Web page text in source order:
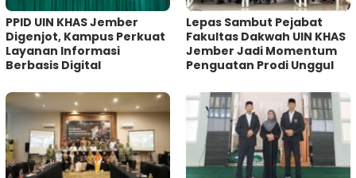
PPID UIN KHAS Jember
Digenjot, Kampus Perkuat
Layanan Informasi
Berbasis Digital
Lepas Sambut Pejabat
Fakultas Dakwah UIN KHAS
Jember Jadi Momentum
Penguatan Prodi Unggul